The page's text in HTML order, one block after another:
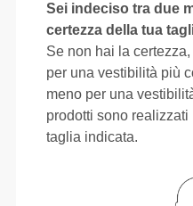
Sei indeciso tra due
certezza della tua
Se non hai la
per una vestibilità più
meno per una
prodotti sono
taglia indicata.